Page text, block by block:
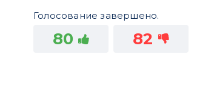
Голосование завершено.
80 82